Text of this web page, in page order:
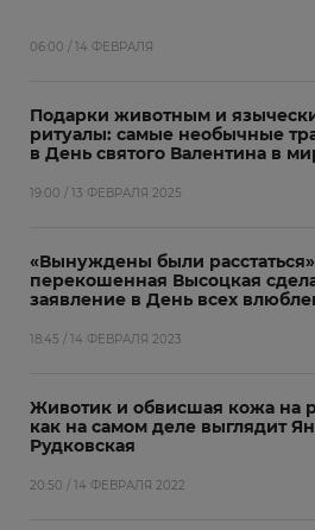
06:00 / 14 ФЕВРАЛЯ
Подарки животным и
ритуалы: самые необычные
в День святого Валентина в
19:00 / 13 ФЕВРАЛЯ 2025
«Вынуждены были
перекошенная Высоцкая
заявление в День всех
18:45 / 14 ФЕВРАЛЯ 2023
Животик и обвисшая кожа на
как на самом деле выглядит
Рудковская
20:50 / 14 ФЕВРАЛЯ 2022